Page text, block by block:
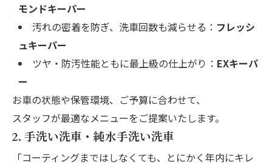
モンドキーパー
汚れの密着を防ぎ、洗車回数も減らせる： フレッシ
ュキーパー
ツヤ・防汚性能ともに最上級の仕上がり： EXキーパ
ー
お車の状態や保管環境、ご予算に合わせて、
スタッフが最適なメニューをご提案いたします。
2. 手洗い洗車・純水手洗い洗車
「コーティングまではしなくても、とにかく年内にキレ